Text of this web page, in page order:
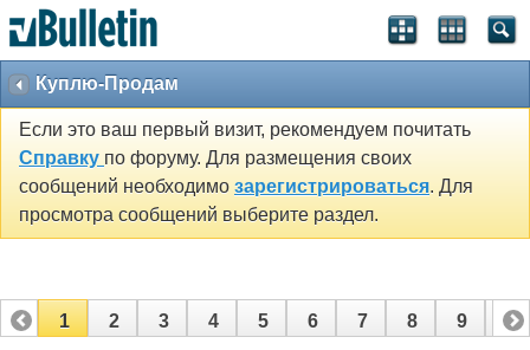
Куплю-Продам
Если это ваш первый визит, рекомендуем почитать
Справку по форуму. Для размещения своих
сообщений необходимо зарегистрироваться. Для
просмотра сообщений выберите раздел.
1 2 3 4 5 6 7 8 9 10